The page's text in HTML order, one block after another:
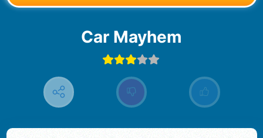
Car Mayhem